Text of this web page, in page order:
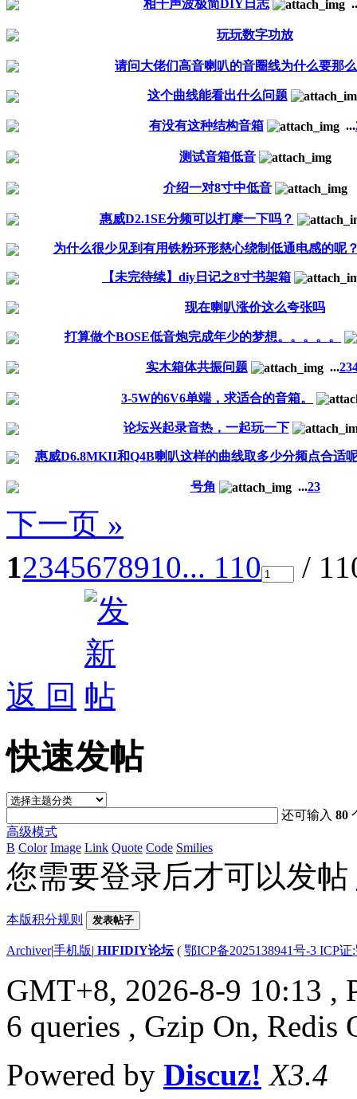
相干声波极简DIY日志
玩玩数字功放
请问大佬们高音喇叭的音圈线为什么要那
这个曲线能看出什么问题
有没有这种结构音箱 ...
测试音箱低音
介绍一对8寸中低音
惠威D2.1SE分频可以打摩一下吗？
为什么很少见到有用铁粉环形慈心绕制低通电感的呢
【未完待续】diy日记之8寸书架箱
现在喇叭涨价这么夸张吗
打算做个BOSE低音炮完成年少的梦想。。。。。
实木箱体共振问题 ...23
3-5W的6V6单端，求适合的音箱。
论坛兴起录音热，一起玩一下
惠威D6.8MKII和Q4B喇叭这样的曲线取多少分频点合适
号角 ...23
下一页 »
12345678910... 110 /
返 回
快速发帖
还可输入80
高级模式
B Color Image Link Quote Code Smilies
您需要登录后才可以发帖
本版积分规则 发表帖子
Archiver|手机版| HIFIDIY论坛( 鄂ICP备2025138941号-3 ICP
GMT+8, 2026-8-9 10:13 ,
6 queries , Gzip On, Redis
Powered by Discuz! X3.4